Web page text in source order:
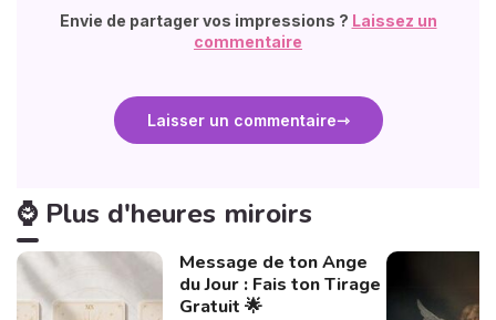
Envie de partager vos impressions ? Laissez un
commentaire
Laisser un commentaire
⌚ Plus d'heures miroirs
Message de ton Ange
du Jour : Fais ton Tirage
Gratuit 🌟